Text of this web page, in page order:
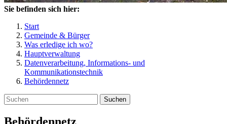
Sie befinden sich hier:
Start
Gemeinde & Bürger
Was erledige ich wo?
Hauptverwaltung
Datenverarbeitung, Informations- und
Kommunikationstechnik
Behördennetz
Suchen